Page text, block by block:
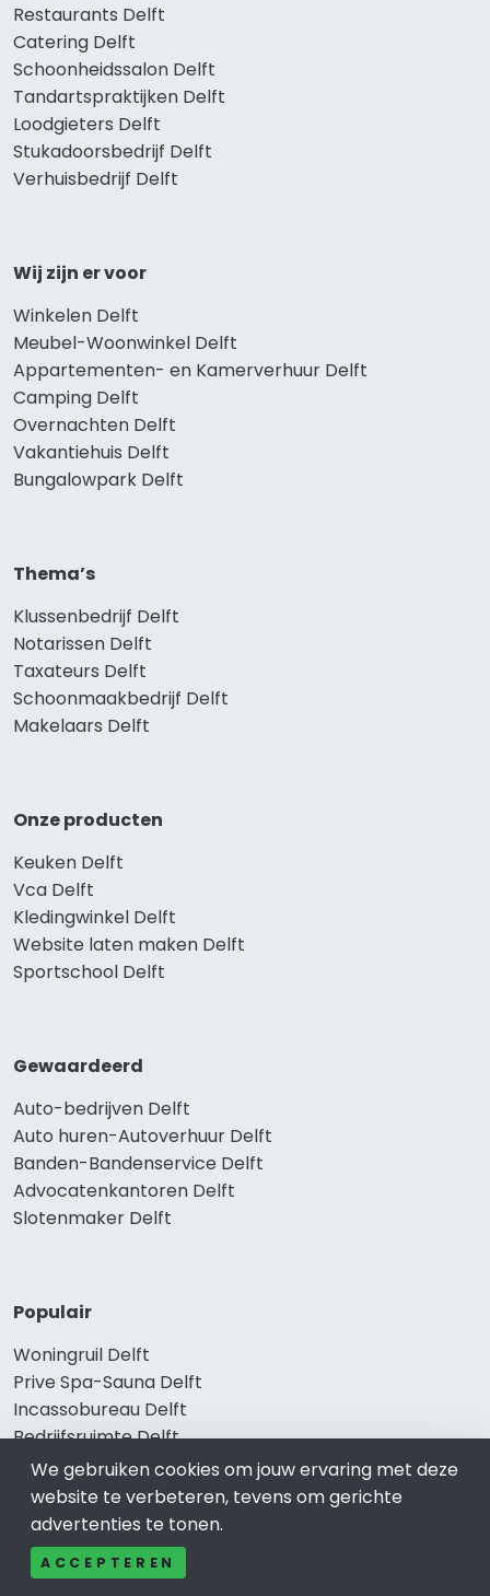
Restaurants Delft
Catering Delft
Schoonheidssalon Delft
Tandartspraktijken Delft
Loodgieters Delft
Stukadoorsbedrijf Delft
Verhuisbedrijf Delft
Wij zijn er voor
Winkelen Delft
Meubel-Woonwinkel Delft
Appartementen- en Kamerverhuur Delft
Camping Delft
Overnachten Delft
Vakantiehuis Delft
Bungalowpark Delft
Thema’s
Klussenbedrijf Delft
Notarissen Delft
Taxateurs Delft
Schoonmaakbedrijf Delft
Makelaars Delft
Onze producten
Keuken Delft
Vca Delft
Kledingwinkel Delft
Website laten maken Delft
Sportschool Delft
Gewaardeerd
Auto-bedrijven Delft
Auto huren-Autoverhuur Delft
Banden-Bandenservice Delft
Advocatenkantoren Delft
Slotenmaker Delft
Populair
Woningruil Delft
Prive Spa-Sauna Delft
Incassobureau Delft
Bedrijfsruimte Delft
Ongediertebestrijding Delft
We gebruiken cookies om jouw ervaring met deze
website te verbeteren, tevens om gerichte
advertenties te tonen.
ACCEPTEREN